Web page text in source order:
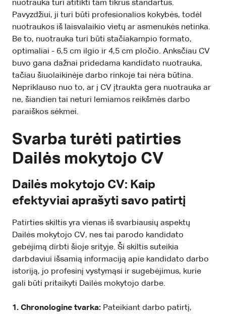
nuotrauka turi atitikti tam tikrus standartus.
Pavyzdžiui, ji turi būti profesionalios kokybės, todėl
nuotraukos iš laisvalaikio vietų ar asmenukės netinka.
Be to, nuotrauka turi būti stačiakampio formato,
optimaliai - 6,5 cm ilgio ir 4,5 cm pločio. Anksčiau CV
buvo gana dažnai pridedama kandidato nuotrauka,
tačiau šiuolaikinėje darbo rinkoje tai nėra būtina.
Nepriklauso nuo to, ar į CV įtraukta gera nuotrauka ar
ne, šiandien tai neturi lemiamos reikšmės darbo
paraiškos sėkmei.
Svarba turėti patirties
Dailės mokytojo CV
Dailės mokytojo CV: Kaip
efektyviai aprašyti savo patirtį
Patirties skiltis yra vienas iš svarbiausių aspektų
Dailės mokytojo CV, nes tai parodo kandidato
gebėjimą dirbti šioje srityje. Ši skiltis suteikia
darbdaviui išsamią informaciją apie kandidato darbo
istoriją, jo profesinį vystymąsi ir sugebėjimus, kurie
gali būti pritaikyti Dailės mokytojo darbe.
1. Chronologine tvarka: Pateikiant darbo patirtį,